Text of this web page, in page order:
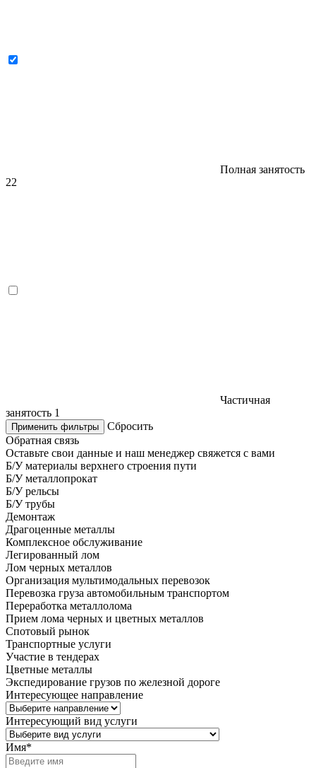
Полная занятость
22
Частичная
занятость 1
Применить фильтры
Сбросить
Обратная связь
Оставьте свои данные и наш менеджер свяжется с вами
Б/У материалы верхнего строения пути
Б/У металлопрокат
Б/У рельсы
Б/У трубы
Демонтаж
Драгоценные металлы
Комплексное обслуживание
Легированный лом
Лом черных металлов
Организация мультимодальных перевозок
Перевозка груза автомобильным транспортом
Переработка металлолома
Прием лома черных и цветных металлов
Спотовый рынок
Транспортные услуги
Участие в тендерах
Цветные металлы
Экспедирование грузов по железной дороге
Интересующее направление
Интересующий вид услуги
Имя*